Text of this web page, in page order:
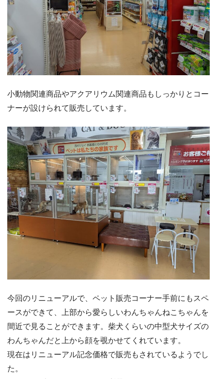
小動物関連商品やアクアリウム関連商品もしっかりとコー
ナーが設けられて販売しています。
今回のリニューアルで、ペット販売コーナー手前にもスペ
ースができて、上部から愛らしいわんちゃんねこちゃんを
間近で見ることができます。柴犬くらいの中型犬サイズの
わんちゃんだと上から顔を覗かせてくれています。
現在はリニューアル記念価格で販売もされているようでし
た。